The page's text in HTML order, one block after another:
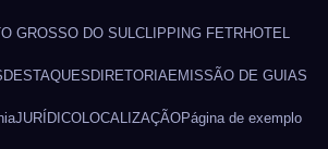
GROSSO DO SULCLIPPING FETRHOTEL
DESTAQUES DIRETORIA EMISSÃO DE GUIAS
JURÍDICO LOCALIZAÇÃOPágina de exemplo